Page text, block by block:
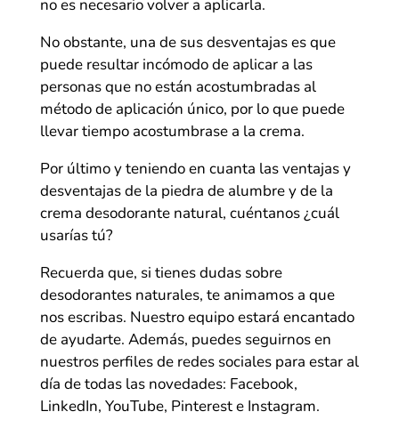
no es necesario volver a aplicarla.
No obstante, una de sus desventajas es que
puede resultar incómodo de aplicar a las
personas que no están acostumbradas al
método de aplicación único, por lo que puede
llevar tiempo acostumbrase a la crema.
Por último y teniendo en cuanta las ventajas y
desventajas de la piedra de alumbre y de la
crema desodorante natural, cuéntanos ¿cuál
usarías tú?
Recuerda que, si tienes dudas sobre
desodorantes naturales, te animamos a que
nos escribas. Nuestro equipo estará encantado
de ayudarte. Además, puedes seguirnos en
nuestros perfiles de redes sociales para estar al
día de todas las novedades: Facebook,
LinkedIn, YouTube, Pinterest e Instagram.